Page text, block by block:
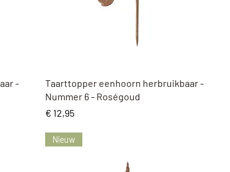
-
Snel overzicht
Taarttopper eenhoorn herbruikbaar -
Nummer 6 - Roségoud
Prijs
€ 12,95
Nieuw